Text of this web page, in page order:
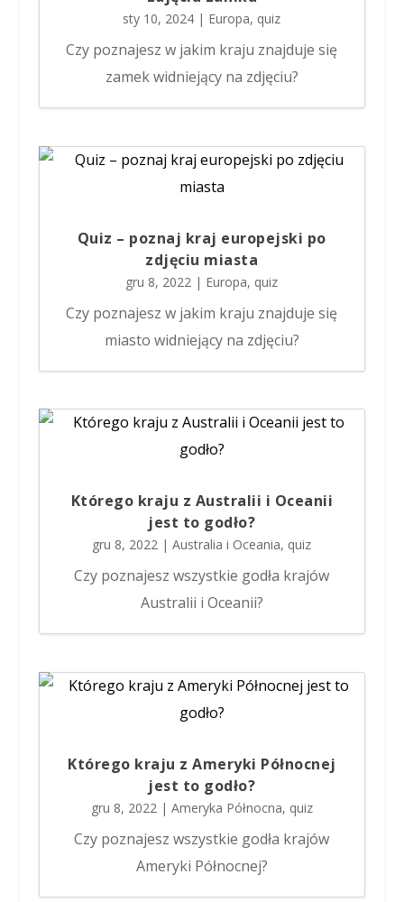
sty 10, 2024 | Europa, quiz
Czy poznajesz w jakim kraju znajduje się
zamek widniejący na zdjęciu?
Quiz – poznaj kraj europejski po
zdjęciu miasta
gru 8, 2022 | Europa, quiz
Czy poznajesz w jakim kraju znajduje się
miasto widniejący na zdjęciu?
Którego kraju z Australii i Oceanii
jest to godło?
gru 8, 2022 |Australia i Oceania, quiz
Czy poznajesz wszystkie godła krajów
Australii i Oceanii?
Którego kraju z Ameryki Północnej
jest to godło?
gru 8, 2022| Ameryka Północna, quiz
Czy poznajesz wszystkie godła krajów
Ameryki Północnej?